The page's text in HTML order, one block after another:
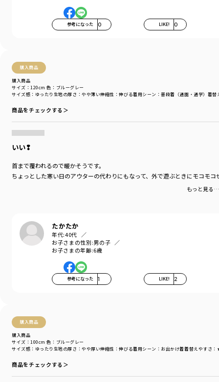
参考になった 0 LIKE! 0
購入商品
購入商品
サイズ感 ：ゆったり 生地の厚さ ：やや薄い伸縮性 ：伸びる着用シーン ：普段着（通園・通学） 着替
サイズ：120cm 色：ブルーグレー
商品をチェックする＞
いい❢
首まで覆われるので暖かそうです。
ちょっとした寒い日のアウターの代わりにもなって、外で遊ぶときにモコモコ
もっと見る…
たかたか
年代:40代
お子さまの性別:男の子
お子さまの年齢:6歳
参考になった 1 LIKE! 2
購入商品
購入商品
サイズ感 ：ゆったり 生地の厚さ ：やや厚い伸縮性 ：伸びる着用シーン ：お出かけ着着替えやすさ
サイズ：100cm 色：ブルーグレー
商品をチェックする＞